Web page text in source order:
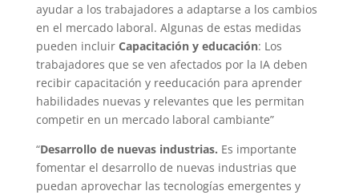
ayudar a los trabajadores a adaptarse a los cambios
en el mercado laboral. Algunas de estas medidas
pueden incluir Capacitación y educación: Los
trabajadores que se ven afectados por la IAdeben
recibir capacitación y reeducación para aprender
habilidades nuevas y relevantes que les permitan
competir en un mercado laboral cambiante”
“Desarrollo de nuevas industrias. Es importante
fomentar el desarrollo de nuevas industrias que
puedan aprovechar las tecnologías emergentes y